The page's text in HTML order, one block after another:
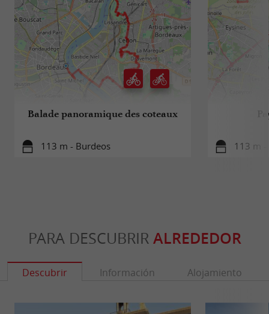
Balade panoramique des coteaux
113 m - Burdeos 113 m
PARA DESCUBRIR ALREDEDOR
Descubrir Información Alojamiento